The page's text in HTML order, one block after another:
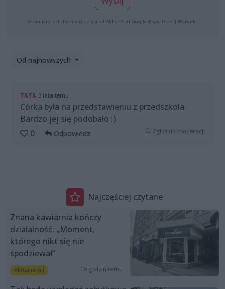
Formularz jest chroniony dzięki reCAPTCHA od Google: Prywatność | Warunki
Od najnowszych
TATA 3 lata temu
Córka była na przedstawieniu z przedszkola.
Bardzo jej się podobało :)
0
Odpowiedz Zgłoś do moderacji
Najczęściej czytane
Znana kawiarnia kończy
działalność. „Moment,
którego nikt się nie
spodziewał”
Aktualności 18 godzin temu